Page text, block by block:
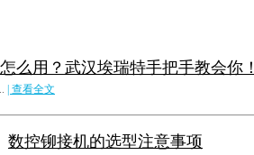
么用？武汉埃瑞特手把手教会你！
| 查看全文
数控铆接机的选型注意事项